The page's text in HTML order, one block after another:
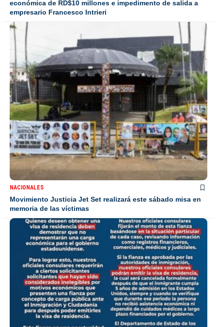
económica de RD$10 millones e impedimento de salida a
empresario Francesco Intrieri
NACIONALES
Movimiento Justicia Jet Set realizará este sábado misa en
memoria de las víctimas